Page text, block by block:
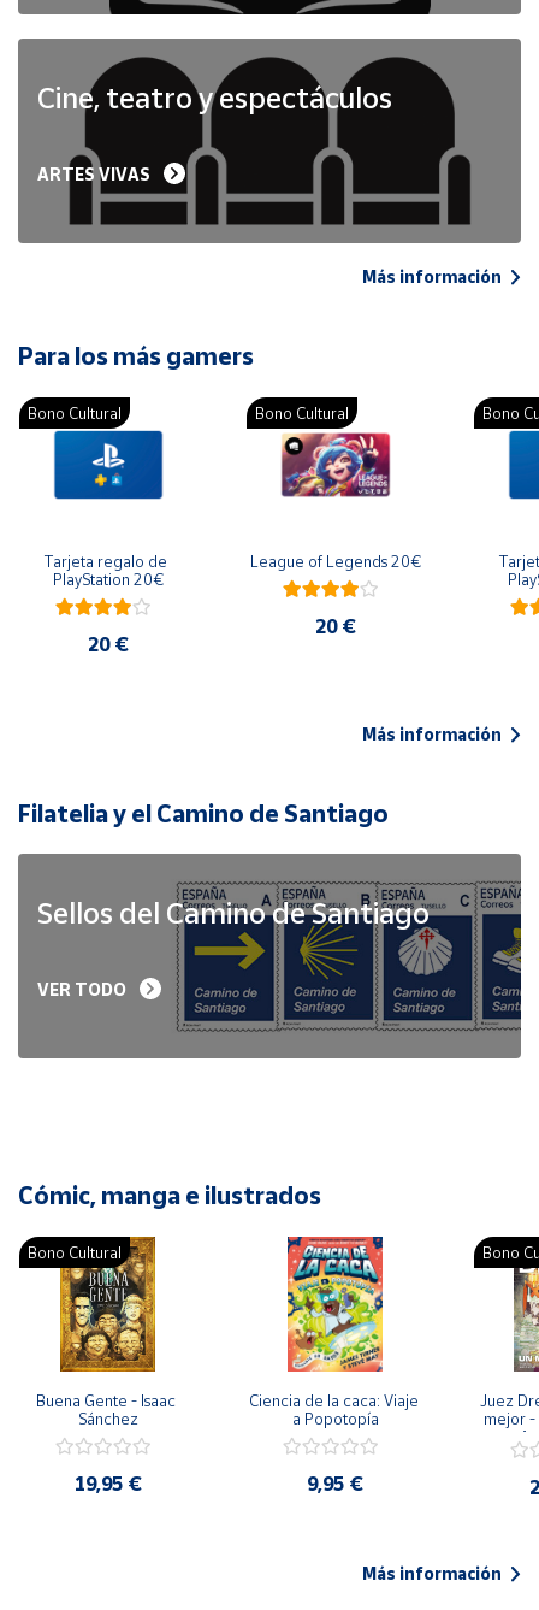
Cine, teatro y espectáculos
ARTES VIVAS
Más información
Para los más gamers
Bono Cultural
Tarjeta regalo de
PlayStation 20€
20 €
Bono Cultural
League of Legends 20€
20 €
Bono
Más información
Filatelia y el Camino de Santiago
Sellos del Camino de Santiago
VER TODO
Cómic, manga e ilustrados
Bono Cultural
Buena Gente - Isaac
Sánchez
19,95 €
Ciencia de la caca: Viaje
a Popotopía
9,95 €
Bono
Juez
mejor -
Más información